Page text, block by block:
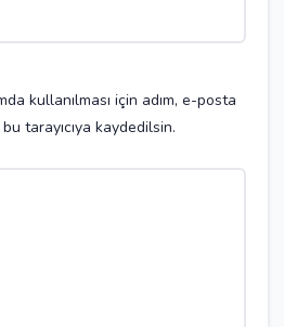
kullanılması için adım, e-posta
tarayıcıya kaydedilsin.